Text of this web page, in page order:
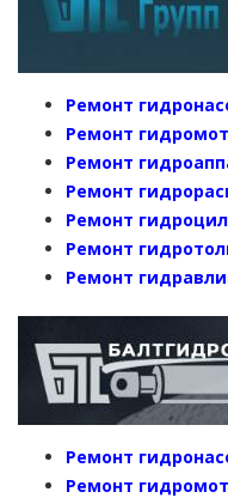
Ремонт
Ремонт
Ремонт
Ремонт
Ремонт
Ремонт
Ремонт
Ремонт
Ремонт